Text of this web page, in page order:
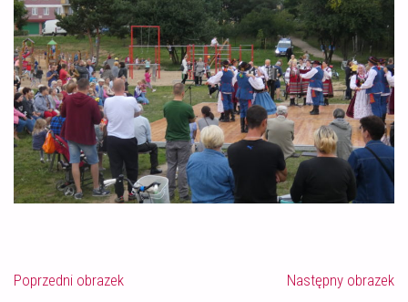
Poprzedni obrazek Następny obrazek